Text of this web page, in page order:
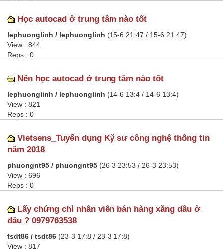
Học autocad ở trung tâm nào tốt
lephuonglinh / lephuonglinh (15-6 21:47 / 15-6 21:47)
View : 844
Reps : 0
Nên học autocad ở trung tâm nào tốt
lephuonglinh / lephuonglinh (14-6 13:4 / 14-6 13:4)
View : 821
Reps : 0
Vietsens_Tuyển dụng Kỹ sư công nghệ thông tin
năm 2018
phuongnt95 / phuongnt95 (26-3 23:53 / 26-3 23:53)
View : 696
Reps : 0
Lấy chứng chỉ nhân viên bán hàng xăng dầu ở
đâu ? 0979763538
tsdt86 / tsdt86 (23-3 17:8 / 23-3 17:8)
View : 817